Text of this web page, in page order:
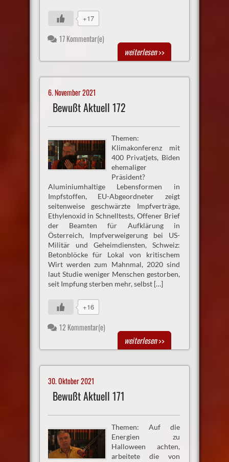
+17
17 Kommentar(e)
weiterlesen>>
6. November 2021
Bewußt Aktuell 172
Themen:
Klimakonferenz mit
400 Privatjets, Biden
ehemaliger
Präsident?
Aluminiumhaltige Lebensformen in
Impfstoffen, EU-Abgeordneter zeigt
seitenweise geschwärzte Impfverträge,
Ethylenoxid in Schnelltests, Offener Brief
der Beamten für Aufklärung in
Österreich, Impfverweigerung bei US-
Militär und Geheimdiensten, Schweiz:
Betonblöcke für Lokal von kritischem
Wirt werden zum Mahnmal, 2020 sind
laut Studie weniger Menschen gestorben,
seit Impfung sterben mehr, selbst […]
+16
12 Kommentar(e)
weiterlesen>>
30. Oktober 2021
Bewußt Aktuell 171
Themen: Auf die
Energien zu
Halloween achten,
arbeitete die von